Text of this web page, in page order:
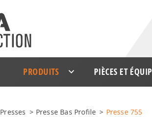
PRODUITS PIÈCES ET
Presses > Presse Bas Profile > Presse 755